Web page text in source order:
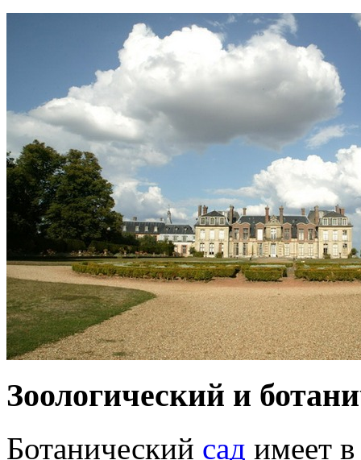
Зоологический и
Ботанический сад имеет в